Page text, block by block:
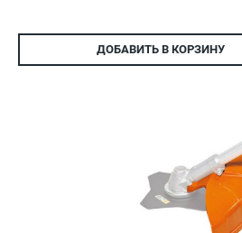
ДОБАВИТЬ В КОРЗИНУ